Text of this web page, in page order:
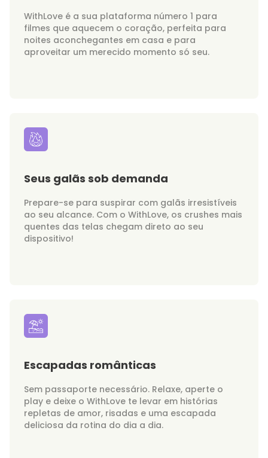
WithLove é a sua plataforma número 1 para
filmes que aquecem o coração, perfeita para
noites aconchegantes em casa e para
aproveitar um merecido momento só seu.
Seus galãs sob demanda
Prepare-se para suspirar com galãs irresistíveis
ao seu alcance. Com o WithLove, os crushes mais
quentes das telas chegam direto ao seu
dispositivo!
Escapadas românticas
Sem passaporte necessário. Relaxe, aperte o
play e deixe o WithLove te levar em histórias
repletas de amor, risadas e uma escapada
deliciosa da rotina do dia a dia.